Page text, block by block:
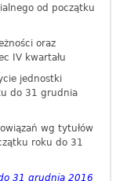
od początku
oraz
IV kwartału
jednostki
do 31 grudnia
wg tytułów
roku do 31
31 grudnia 2016